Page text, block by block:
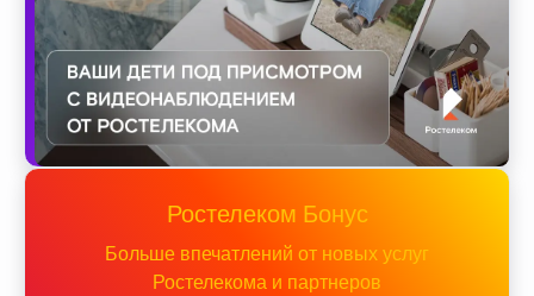
Ростелеком Бонус
Больше впечатлений от новых услуг
Ростелекома и партнеров